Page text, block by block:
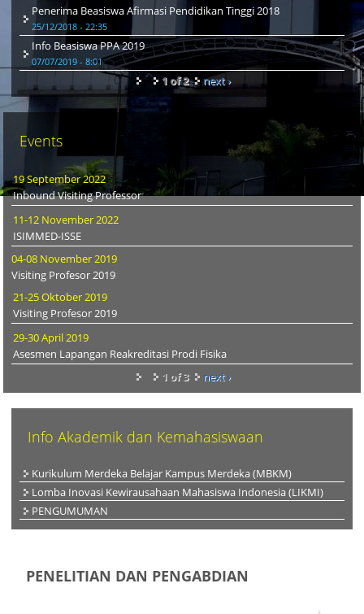
Penerima Beasiswa Afirmasi Pendidikan Tinggi 2018
25/12/2018 - 22:35
Info Beasiswa PPA 2019
07/07/2019 - 8:01
1 of 2 next ›
Events
19 September 2022
Inbound Visiting Professor
11-12 November 2022
ISIMMED-ISSE
04-08 November 2019
Visiting Profesor 2019
21-25 Oktober 2019
Visiting Profesor 2019
29-30 April 2019
Asesmen Lapangan Reakreditasi Prodi Fisika
1 of 3
next ›
Info Akademik dan Kemahasiswaan
Kurikulum Merdeka Belajar Kampus Merdeka (MBKM)
Lomba Inovasi Kewirausahaan Mahasiswa Indonesia (LIKMI)
PENGUMUMAN
PENELITIAN DAN PENGABDIAN